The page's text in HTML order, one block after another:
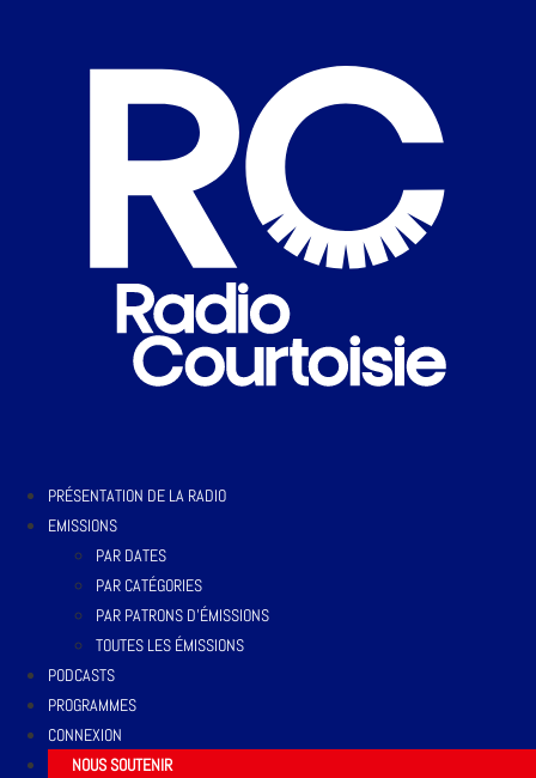
PRÉSENTATION DE LA RADIO
EMISSIONS
PAR DATES
PAR CATÉGORIES
PAR PATRONS D’ÉMISSIONS
TOUTES LES ÉMISSIONS
PODCASTS
PROGRAMMES
CONNEXION
NOUS SOUTENIR